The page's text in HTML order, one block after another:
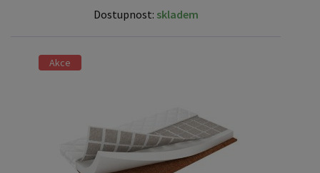
Dostupnost: skladem
Akce